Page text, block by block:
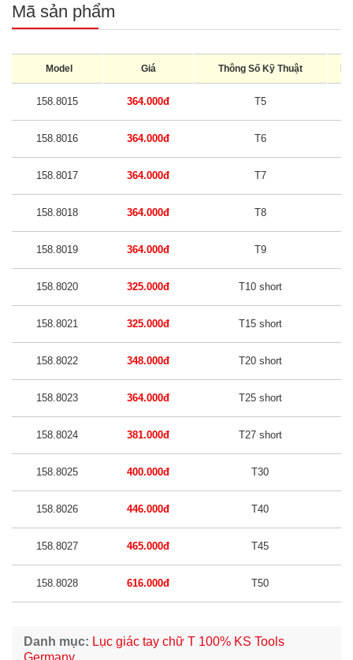
Mã sản phẩm
Model Giá Thông Số Kỹ Thuật
158.8015 364.000đ T5
158.8016 364.000đ T6
158.8017 364.000đ T7
158.8018 364.000đ T8
158.8019 364.000đ T9
158.8020 325.000đ T10 short
158.8021 325.000đ T15 short
158.8022 348.000đ T20 short
158.8023 364.000đ T25 short
158.8024 381.000đ T27 short
158.8025 400.000đ T30
158.8026 446.000đ T40
158.8027 465.000đ T45
158.8028 616.000đ T50
Danh mục: Lục giác tay chữ T 100% KS Tools
Germany